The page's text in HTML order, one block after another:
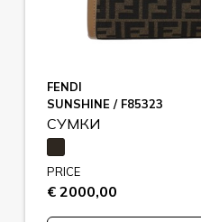
FENDI
SUNSHINE / F85323
СУМКИ
PRICE
€ 2000,00